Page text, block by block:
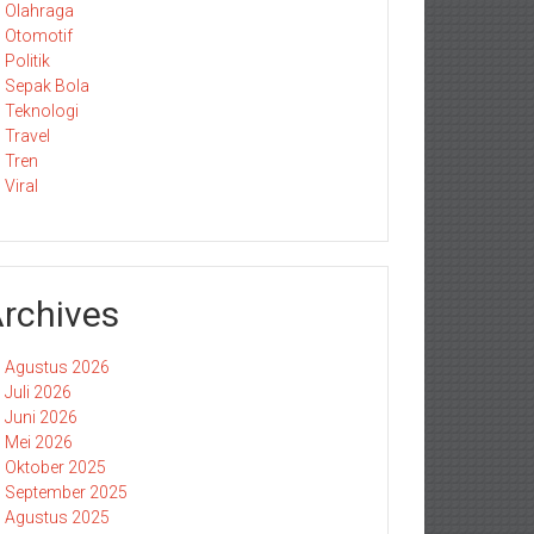
Olahraga
Otomotif
Politik
Sepak Bola
Teknologi
Travel
Tren
Viral
Agustus 2026
Juli 2026
Juni 2026
Mei 2026
Oktober 2025
September 2025
Agustus 2025